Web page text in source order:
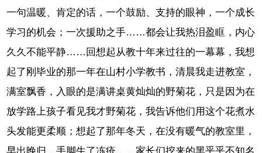
一句温暖、肯定的话，一个鼓励、支持的眼神，一个成长
学习的机会；一次援助之手……都会让我热泪盈眶，内心
久久不能平静……回想起从教十年来过往的一幕幕，我想
起了刚毕业的那一年在山村小学教书，清晨我走进教室，
满室飘香，入眼的是满讲桌黄灿灿的野菊花，只是因为在
放学路上孩子看见我才野菊花，我告诉他们用这个花煮水
头发能更柔顺；想起了那年冬天，在没有暖气的教室里，
早出晚归，手脚生了冻疮，，家长们挖来的黑乎乎不知名